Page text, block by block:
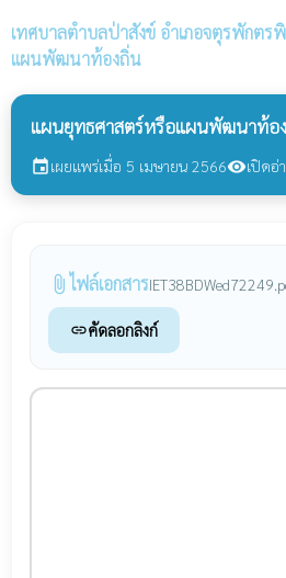
เทศบาลตำบลป่าสังข์ อำเภอจตุรพักตร
แผนพัฒนาท้องถิ่น
แผนยุทธศาสตร์หรือแผนพัฒนาท้อ
eventเผยแพร่เมื่อ 5 เมษายน 2566visibilityเปิดอ่
attach_file ไฟล์เอกสาร
linkคัดลอกลิงก์